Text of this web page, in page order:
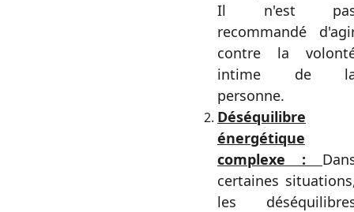
Il n'est
recommandé
contre la
intime de
personne.
Déséquilibre
énergétique
complexe :
certaines
les